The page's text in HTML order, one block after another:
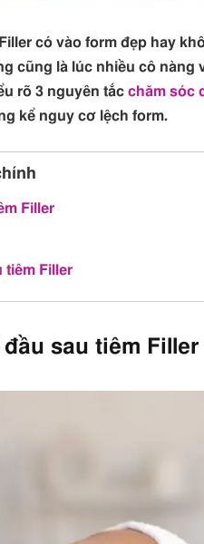
có vào form đẹp hay
cũng là lúc nhiều cô nàng
rõ 3 nguyên tắcchăm sóc
kể nguy cơ lệch form.
Filler
tiêm Filler
sau tiêm Filler